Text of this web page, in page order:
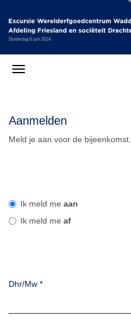
Aanmelden
Meld je aan voor de bijeenkomst.
Ik meld me aan
Ik meld me af
Dhr/Mw *